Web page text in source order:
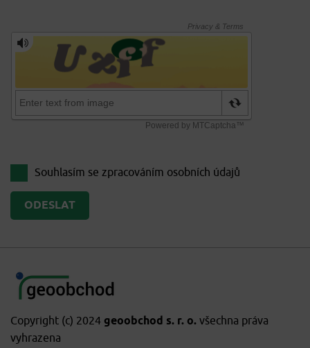
Souhlasím se zpracováním osobních údajů
Copyright (c) 2024 geoobchod s. r. o. všechna práva
vyhrazena